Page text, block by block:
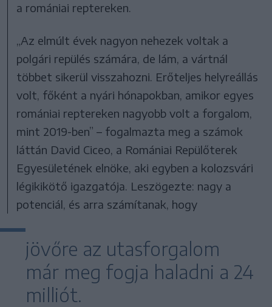
a romániai reptereken.
„Az elmúlt évek nagyon nehezek voltak a
polgári repülés számára, de lám, a vártnál
többet sikerül visszahozni. Erőteljes helyreállás
volt, főként a nyári hónapokban, amikor egyes
romániai reptereken nagyobb volt a forgalom,
mint 2019-ben” – fogalmazta meg a számok
láttán David Ciceo, a Romániai Repülőterek
Egyesületének elnöke, aki egyben a kolozsvári
légikikötő igazgatója. Leszögezte: nagy a
potenciál, és arra számítanak, hogy
jövőre az utasforgalom
már meg fogja haladni a 24
milliót.